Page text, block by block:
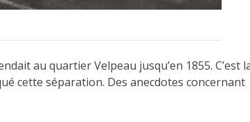
au quartier Velpeau jusqu’en 1855. C’est
cette séparation. Des anecdotes concernant